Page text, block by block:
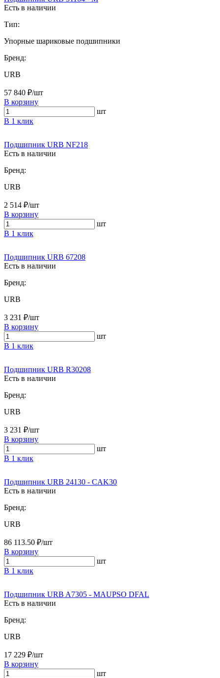
Есть в наличии
Тип:
Упорные шариковые подшипники
Бренд:
URB
57 840 ₽/шт
В корзину
шт
В 1 клик
Подшипник URB NF218
Есть в наличии
Бренд:
URB
2 514 ₽/шт
В корзину
шт
В 1 клик
Подшипник URB 67208
Есть в наличии
Бренд:
URB
3 231 ₽/шт
В корзину
шт
В 1 клик
Подшипник URB R30208
Есть в наличии
Бренд:
URB
3 231 ₽/шт
В корзину
шт
В 1 клик
Подшипник URB 24130 - CAK30
Есть в наличии
Бренд:
URB
86 113.50 ₽/шт
В корзину
шт
В 1 клик
Подшипник URB A7305 - MAUPSO DFAL
Есть в наличии
Бренд:
URB
17 229 ₽/шт
В корзину
шт